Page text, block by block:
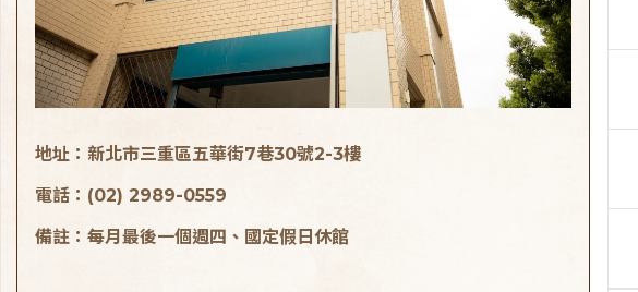
地址：新北市三重區五華街7巷30號2-3樓
電話：(02) 2989-0559
備註：每月最後一個週四、國定假日休館